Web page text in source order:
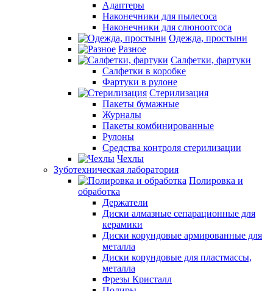
Адаптеры
Наконечники для пылесоса
Наконечники для слюноотсоса
Одежда, простыни
Разное
Салфетки, фартуки
Салфетки в коробке
Фартуки в рулоне
Стерилизация
Пакеты бумажные
Журналы
Пакеты комбинированные
Рулоны
Средства контроля стерилизации
Чехлы
Зуботехническая лаборатория
Полировка и
обработка
Держатели
Диски алмазные сепарационные для
керамики
Диски корундовые армированные для
металла
Диски корундовые для пластмассы,
металла
Фрезы Кристалл